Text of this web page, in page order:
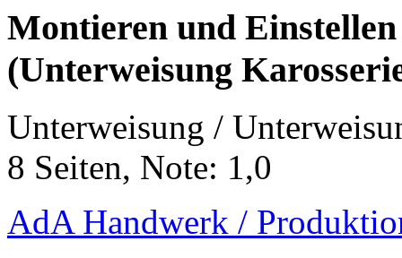
Montieren und
(Unterweisung
Unterweisung /
8 Seiten, Note: 1,0
AdA Handwerk /